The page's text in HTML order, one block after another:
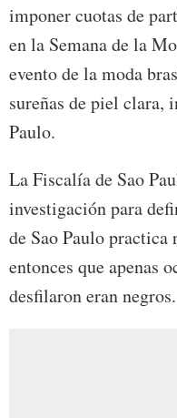
imponer cuotas de
en la Semana de la
evento de la moda
sureñas de piel clara,
Paulo.
La Fiscalía de Sao
investigación para
de Sao Paulo
entonces que apenas
desfilaron eran negros.